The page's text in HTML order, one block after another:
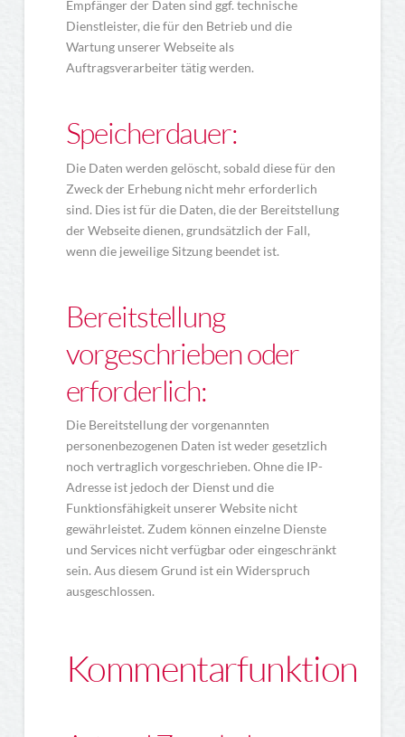
Empfänger der Daten sind ggf. technische
Dienstleister, die für den Betrieb und die
Wartung unserer Webseite als
Auftragsverarbeiter tätig werden.
Speicherdauer:
Die Daten werden gelöscht, sobald diese für den
Zweck der Erhebung nicht mehr erforderlich
sind. Dies ist für die Daten, die der Bereitstellung
der Webseite dienen, grundsätzlich der Fall,
wenn die jeweilige Sitzung beendet ist.
Bereitstellung
vorgeschrieben oder
erforderlich:
Die Bereitstellung der vorgenannten
personenbezogenen Daten ist weder gesetzlich
noch vertraglich vorgeschrieben. Ohne die IP-
Adresse ist jedoch der Dienst und die
Funktionsfähigkeit unserer Website nicht
gewährleistet. Zudem können einzelne Dienste
und Services nicht verfügbar oder eingeschränkt
sein. Aus diesem Grund ist ein Widerspruch
ausgeschlossen.
Kommentarfunktion